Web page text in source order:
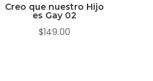
Creo que nuestro Hijo
es Gay 02
$149.00